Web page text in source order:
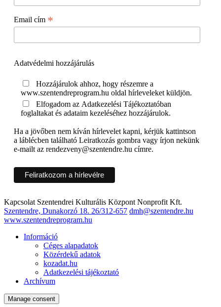
Email cím *
Adatvédelmi hozzájárulás
www.szentendreprogram.hu oldal hírleveleket küldjön.
foglaltakat és adataim kezeléséhez hozzájárulok.
Ha a jövőben nem kíván hírlevelet kapni, kérjük kattintson
a láblécben található Leiratkozás gombra vagy írjon nekünk
e-mailt az rendezveny@szentendre.hu címre.
Kapcsolat Szentendrei Kulturális Központ Nonprofit Kft.
Szentendre, Dunakorzó 18. 26/312-657 dmh@szentendre.hu
www.szentendreprogram.hu
Információ
Céges alapadatok
Közérdekű adatok
kozadat.hu
Adatkezelési tájékoztató
Archívum
Manage consent